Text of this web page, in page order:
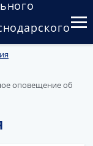
оповещение об